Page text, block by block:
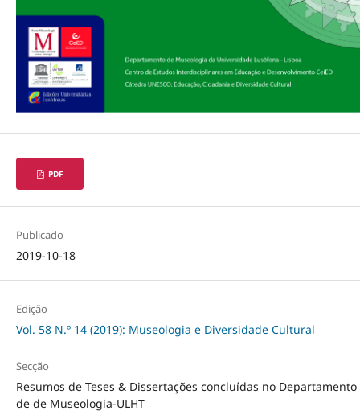
PDF
Publicado
2019-10-18
Edição
Vol. 58 N.º 14 (2019): Museologia e Diversidade Cultural
Secção
Resumos de Teses & Dissertações concluídas no Departamento
de de Museologia-ULHT